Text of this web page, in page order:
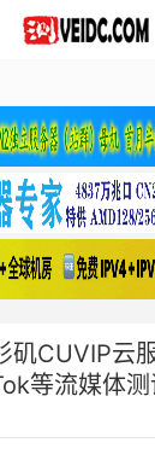
矶CUVIP云
等流媒体